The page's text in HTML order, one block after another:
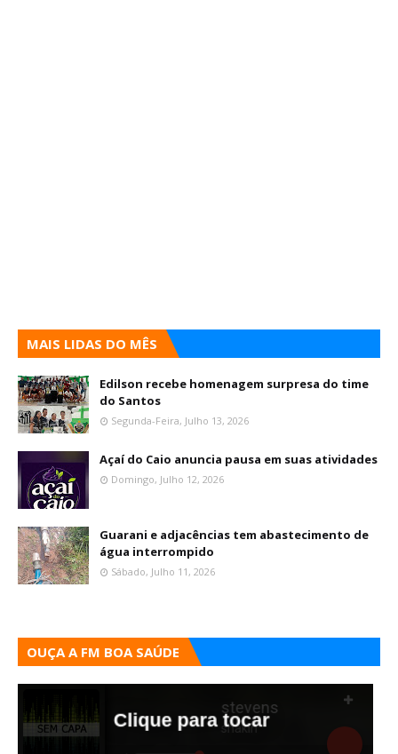
MAIS LIDAS DO MÊS
Edilson recebe homenagem surpresa do time
do Santos
Segunda-Feira, Julho 13, 2026
Açaí do Caio anuncia pausa em suas atividades
Domingo, Julho 12, 2026
Guarani e adjacências tem abastecimento de
água interrompido
Sábado, Julho 11, 2026
OUÇA A FM BOA SAÚDE